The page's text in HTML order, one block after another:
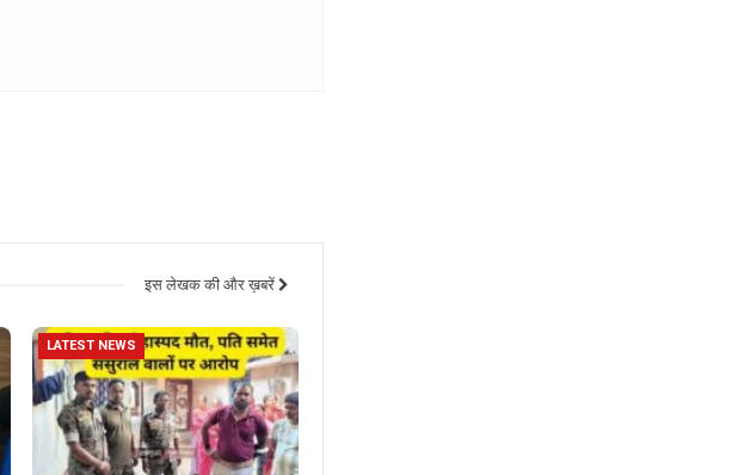
इस लेखक की और ख़बरें
LATEST NEWS